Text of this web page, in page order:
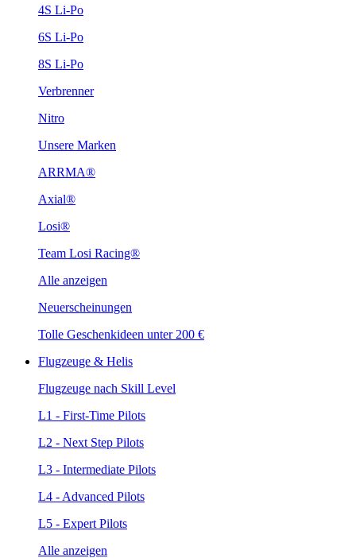
4S Li-Po
6S Li-Po
8S Li-Po
Verbrenner
Nitro
Unsere Marken
ARRMA®
Axial®
Losi®
Team Losi Racing®
Alle anzeigen
Neuerscheinungen
Tolle Geschenkideen unter 200 €
Flugzeuge & Helis
Flugzeuge nach Skill Level
L1 - First-Time Pilots
L2 - Next Step Pilots
L3 - Intermediate Pilots
L4 - Advanced Pilots
L5 - Expert Pilots
Alle anzeigen